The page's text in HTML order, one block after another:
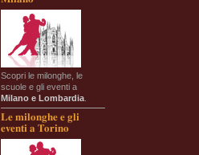
Scopri le milonghe, le
scuole e gli eventi a
Milano e Lombardia
Le milonghe e gli
eventi a Torino